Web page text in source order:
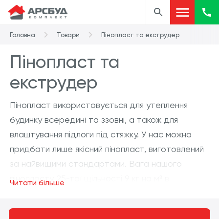
Головна Товари Пінопласт та екструдер
Пінопласт та
екструдер
Пінопласт використовується для утеплення
будинку всередині та ззовні, а також для
влаштування підлоги під стяжку. У нас можна
придбати лише якісний пінопласт, виготовлений
за найвищими стандартами. Вага нашого
пінопласту 25-тої щільності 9 кг на м³ в
Вага нашого пінопласту 35-тої щільності 13 кг
Читати більше